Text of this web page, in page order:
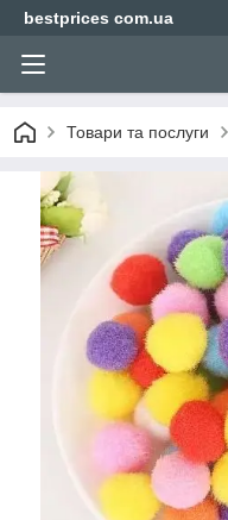
bestprices com.ua
Товари та послуги